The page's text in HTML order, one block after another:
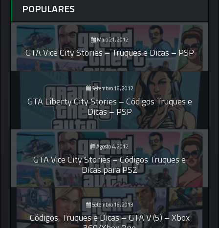
POPULARES
Maio 21, 2012
GTA Vice City Stories – Truques e Dicas – PSP
Setembro 16, 2012
GTA Liberty City Stories – Códigos Truques e
Dicas – PSP
Agosto 4, 2012
GTA Vice City Stories – Códigos Truques e
Dicas para PS2
Setembro 16, 2013
Códigos, Truques e Dicas – GTA V (5) – Xbox